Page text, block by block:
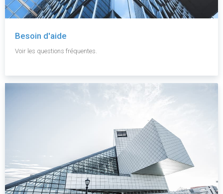
Besoin d'aide
Voir les questions fréquentes.